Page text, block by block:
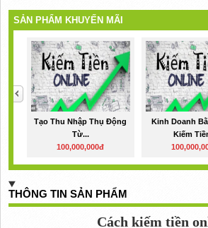
SẢN PHẨM KHUYẾN MÃI
Tạo Thu Nhập Thụ Động
Từ...
100,000,000đ
Kinh Doanh
Kiếm
THÔNG TIN SẢN PHẨM
Cách kiếm tiền